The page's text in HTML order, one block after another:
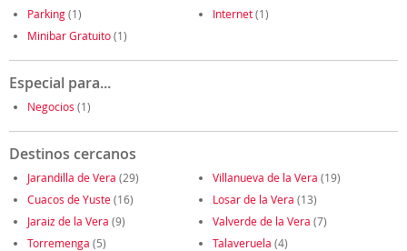
Parking(1) Internet(1)
Minibar Gratuito(1)
Especial para...
Negocios (1)
Destinos cercanos
Jarandilla de Vera (29) Villanueva de la Vera (19)
Cuacos de Yuste(16) Losar de la Vera (13)
Jaraiz de la Vera (9) Valverde de la Vera (7)
Torremenga (5) Talaveruela (4)